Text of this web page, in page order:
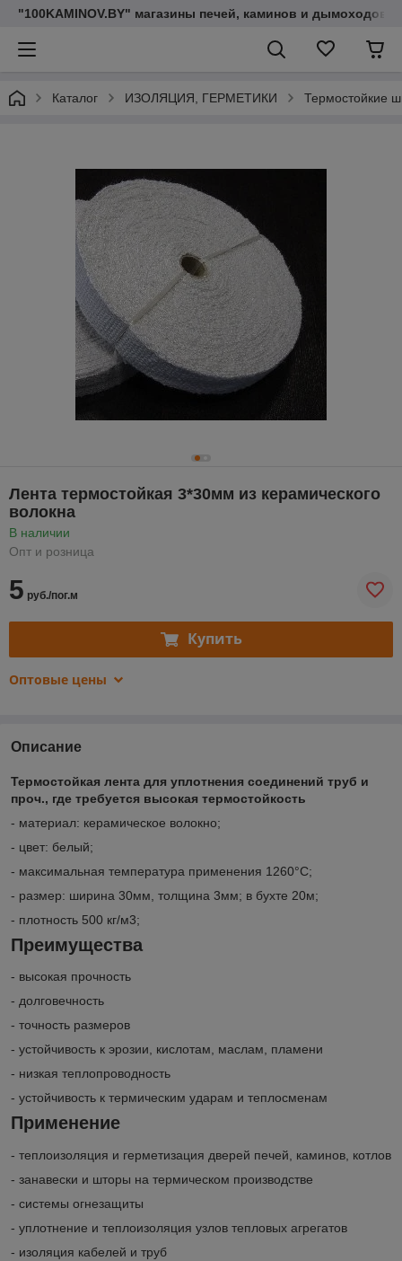
"100KAMINOV.BY" магазины печей, каминов и дымоходов
Каталог ИЗОЛЯЦИЯ, ГЕРМЕТИКИ Термостойкие
Лента термостойкая 3*30мм из керамического
волокна
В наличии
Опт и розница
5 руб./пог.м
Купить
Оптовые цены
Описание
Термостойкая лента для уплотнения соединений труб и
проч., где требуется высокая термостойкость
- материал: керамическое волокно;
- цвет: белый;
- максимальная температура применения 1260°С;
- размер: ширина 30мм, толщина 3мм; в бухте 20м;
- плотность 500 кг/м3;
Преимущества
- высокая прочность
- долговечность
- точность размеров
- устойчивость к эрозии, кислотам, маслам, пламени
- низкая теплопроводность
- устойчивость к термическим ударам и теплосменам
Применение
- теплоизоляция и герметизация дверей печей, каминов, котлов
- занавески и шторы на термическом производстве
- системы огнезащиты
- уплотнение и теплоизоляция узлов тепловых агрегатов
- изоляция кабелей и труб